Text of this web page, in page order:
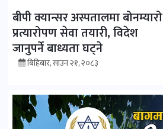
बीपी क्यान्सर अस्पतालमा बोनम्यारो
प्रत्यारोपण सेवा तयारी, विदेश
जानुपर्ने बाध्यता घट्ने
बिहिबार, साउन २१, २०८३